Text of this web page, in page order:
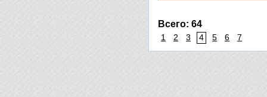
Всего: 64
1 2 3 4 5 6 7